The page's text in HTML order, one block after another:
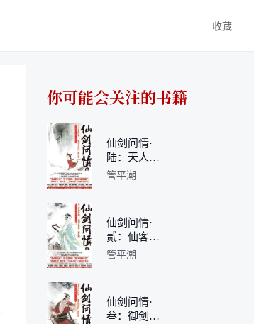
收藏
你可能会关注的书籍
仙剑问情·
陆：天人永
殇
管平潮
仙剑问情·
贰：仙客风
流
管平潮
仙剑问情·
叁：御剑江